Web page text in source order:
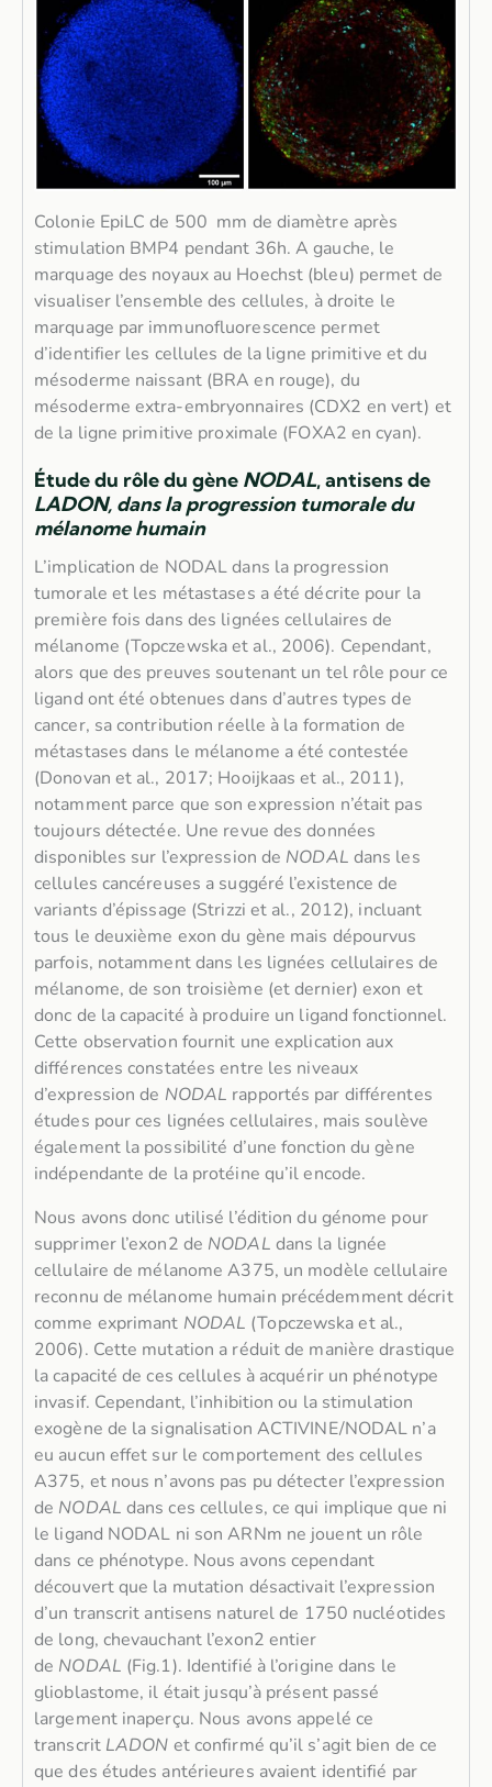
Colonie EpiLC de 500 mm de diamètre après
stimulation BMP4 pendant 36h. A gauche, le
marquage des noyaux au Hoechst (bleu) permet de
visualiser l’ensemble des cellules, à droite le
marquage par immunofluorescence permet
d’identifier les cellules de la ligne primitive et du
mésoderme naissant (BRA en rouge), du
mésoderme extra-embryonnaires (CDX2 en vert) et
de la ligne primitive proximale (FOXA2 en cyan).
Étude du rôle du gène NODAL, antisens de
LADON, dans la progression tumorale du
mélanome humain
L’implication de NODAL dans la progression
tumorale et les métastases a été décrite pour la
première fois dans des lignées cellulaires de
mélanome (Topczewska et al., 2006). Cependant,
alors que des preuves soutenant un tel rôle pour ce
ligand ont été obtenues dans d’autres types de
cancer, sa contribution réelle à la formation de
métastases dans le mélanome a été contestée
(Donovan et al., 2017; Hooijkaas et al., 2011),
notamment parce que son expression n’était pas
toujours détectée. Une revue des données
disponibles sur l’expression de NODAL dans les
cellules cancéreuses a suggéré l’existence de
variants d’épissage (Strizzi et al., 2012), incluant
tous le deuxième exon du gène mais dépourvus
parfois, notamment dans les lignées cellulaires de
mélanome, de son troisième (et dernier) exon et
donc de la capacité à produire un ligand fonctionnel.
Cette observation fournit une explication aux
différences constatées entre les niveaux
d’expression de NODAL rapportés par différentes
études pour ces lignées cellulaires, mais soulève
également la possibilité d’une fonction du gène
indépendante de la protéine qu’il encode.
Nous avons donc utilisé l’édition du génome pour
supprimer l’exon2 de NODAL dans la lignée
cellulaire de mélanome A375, un modèle cellulaire
reconnu de mélanome humain précédemment décrit
comme exprimant NODAL (Topczewska et al.,
2006). Cette mutation a réduit de manière drastique
la capacité de ces cellules à acquérir un phénotype
invasif. Cependant, l’inhibition ou la stimulation
exogène de la signalisation ACTIVINE/NODAL n’a
eu aucun effet sur le comportement des cellules
A375, et nous n’avons pas pu détecter l’expression
de NODAL dans ces cellules, ce qui implique que ni
le ligand NODAL ni son ARNm ne jouent un rôle
dans ce phénotype. Nous avons cependant
découvert que la mutation désactivait l’expression
d’un transcrit antisens naturel de 1750 nucléotides
de long, chevauchant l’exon2 entier
de NODAL (Fig.1). Identifié à l’origine dans le
glioblastome, il était jusqu’à présent passé
largement inaperçu. Nous avons appelé ce
transcrit LADON et confirmé qu’il s’agit bien de ce
que des études antérieures avaient identifié par